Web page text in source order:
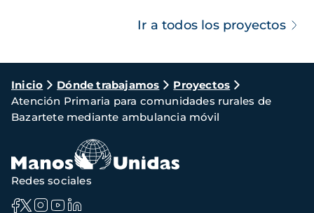
Ir a todos los proyectos
Ruta
de
navegación
Inicio Dónde trabajamos
Proyectos
Atención Primaria para comunidades rurales de
Bazartete mediante ambulancia móvil
Redes sociales